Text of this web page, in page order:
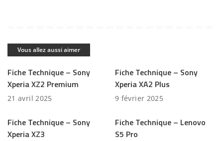
Vous allez aussi aimer
Fiche Technique – Sony
Xperia XZ2 Premium
21 avril 2025
Fiche Technique – Sony
Xperia XA2 Plus
9 février 2025
Fiche Technique – Sony
Xperia XZ3
Fiche Technique – Lenovo
S5 Pro